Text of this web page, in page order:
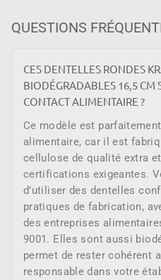
QUESTIONS
CES DENTELLES RONDES
BIODÉGRADABLES 16,5 CM
CONTACT ALIMENTAIRE ?
Ce modèle est
alimentaire, car il est
cellulose de qualité extra
certifications exigeantes.
d’utiliser des dentelles
pratiques de fabrication,
des entreprises
9001. Elles sont aussi
permet de rester cohérent
responsable dans votre